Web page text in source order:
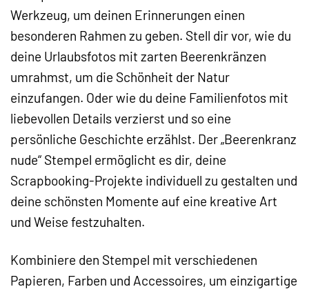
Werkzeug, um deinen Erinnerungen einen
besonderen Rahmen zu geben. Stell dir vor, wie du
deine Urlaubsfotos mit zarten Beerenkränzen
umrahmst, um die Schönheit der Natur
einzufangen. Oder wie du deine Familienfotos mit
liebevollen Details verzierst und so eine
persönliche Geschichte erzählst. Der „Beerenkranz
nude“ Stempel ermöglicht es dir, deine
Scrapbooking-Projekte individuell zu gestalten und
deine schönsten Momente auf eine kreative Art
und Weise festzuhalten.
Kombiniere den Stempel mit verschiedenen
Papieren, Farben und Accessoires, um einzigartige